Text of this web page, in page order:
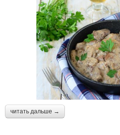
читать дальше →